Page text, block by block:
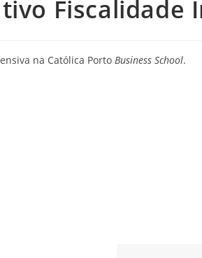
Fiscalidade
na Católica Porto Business School.